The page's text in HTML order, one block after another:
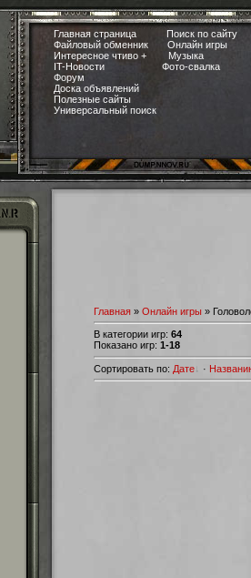
Главная страница
Поиск по сайту
Файловый обменник
Онлайн игры
Интересное чтиво +
Музыка
IT-Новости
Фото-свалка
Форум
Доска объявлений
Полезные сайты
Универсальный поиск
Главная » Онлайн игры »
В категории игр: 64
Показано игр: 1-18
Сортировать по: Дате ·